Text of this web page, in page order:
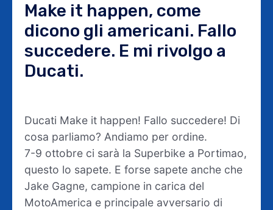
Make it happen, come
dicono gli americani. Fallo
succedere. E mi rivolgo a
Ducati.
Ducati Make it happen! Fallo succedere! Di
cosa parliamo? Andiamo per ordine.
7-9 ottobre ci sarà la Superbike a Portimao,
questo lo sapete. E forse sapete anche che
Jake Gagne, campione in carica del
MotoAmerica e principale avversario di